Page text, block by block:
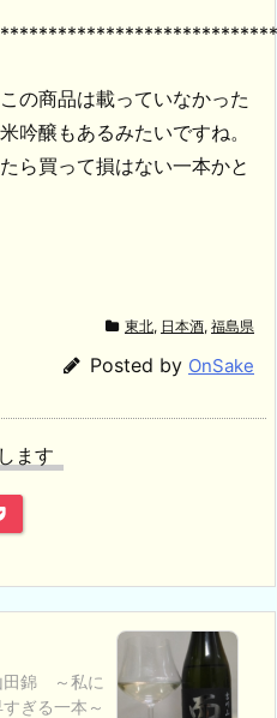
の商品は載っていなかった
吟醸もあるみたいですね。
ら買って損はない一本かと
東北, 日本酒, 福島県
Posted by OnSake
ます
田錦 ～私に
ぎる一本～